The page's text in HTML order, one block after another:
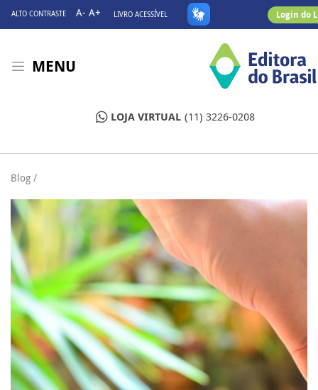
ALTO CONTRASTE A- A+ LIVRO ACESSÍVEL Login do
MENU
LOJA VIRTUAL (11) 3226-0208
Blog /